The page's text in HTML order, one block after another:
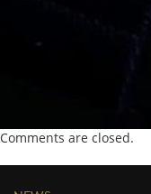
Comments are closed.